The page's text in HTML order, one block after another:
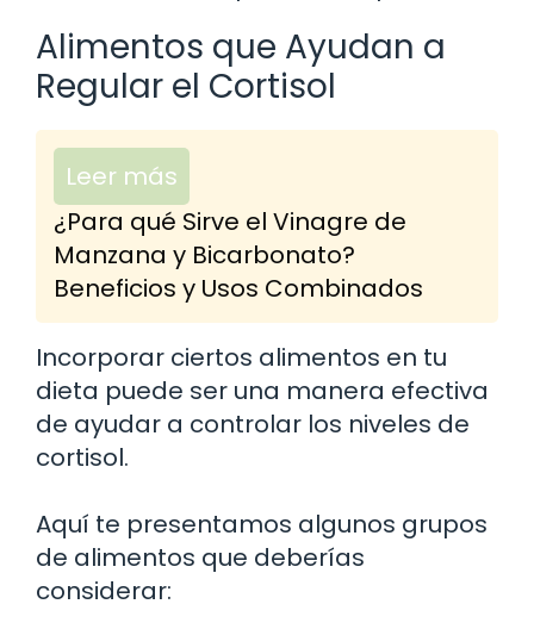
Alimentos que Ayudan a
Regular el Cortisol
Leer más
¿Para qué Sirve el Vinagre de
Manzana y Bicarbonato?
Beneficios y Usos Combinados
Incorporar ciertos alimentos en tu
dieta puede ser una manera efectiva
de ayudar a controlar los niveles de
cortisol.
Aquí te presentamos algunos grupos
de alimentos que deberías
considerar: